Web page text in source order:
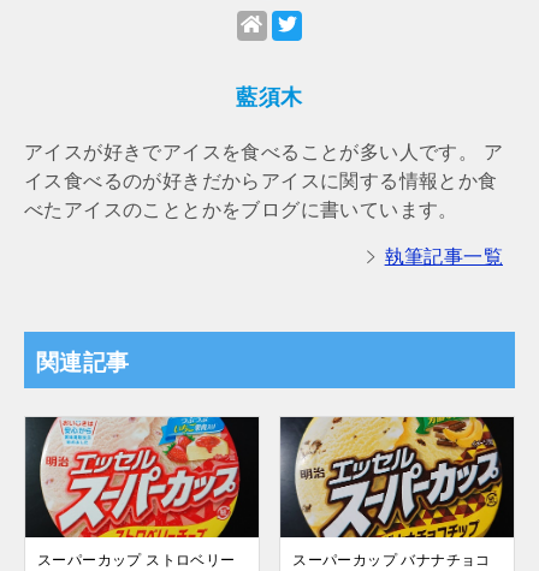
藍須木
アイスが好きでアイスを食べることが多い人です。 ア
イス食べるのが好きだからアイスに関する情報とか食
べたアイスのこととかをブログに書いています。
執筆記事一覧
関連記事
スーパーカップ ストロベリー
スーパーカップ バナナチョコ